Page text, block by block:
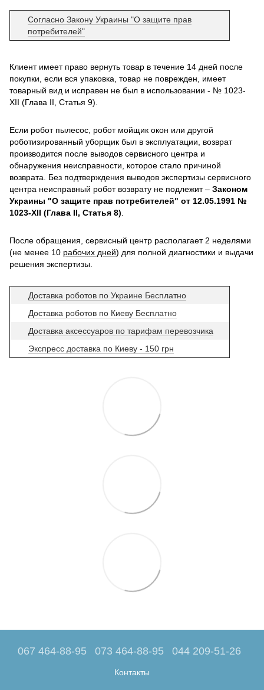
Согласно Закону Украины "О защите прав
потребителей"
Клиент имеет право вернуть товар в течение 14 дней после
покупки, если вся упаковка, товар не поврежден, имеет
товарный вид и исправен не был в использовании - № 1023-
XII (Глава II, Статья 9).
Если робот пылесос, робот мойщик окон или другой
роботизированный уборщик был в эксплуатации, возврат
производится после выводов сервисного центра и
обнаружения неисправности, которое стало причиной
возврата. Без подтверждения выводов экспертизы сервисного
центра неисправный робот возврату не подлежит – Законом
Украины "О защите прав потребителей" от 12.05.1991 №
1023-XII (Глава II, Статья 8)
После обращения, сервисный центр располагает 2 неделями
(не менее 10 рабочих дней) для полной диагностики и выдачи
решения экспертизы.
Доставка роботов по Украине Бесплатно
Доставка роботов по Киеву Бесплатно
Доставка аксессуаров по тарифам перевозчика
Экспресс доставка по Киеву - 150 грн
067 464-88-95 073 464-88-95 044 209-51-26
Контакты